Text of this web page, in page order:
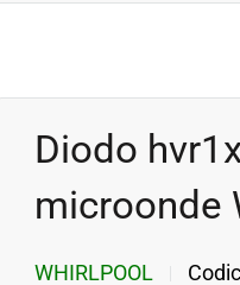
Diodo
microonde
WHIRLPOOL